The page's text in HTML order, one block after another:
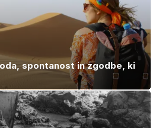
spontanost in zgodbe, ki